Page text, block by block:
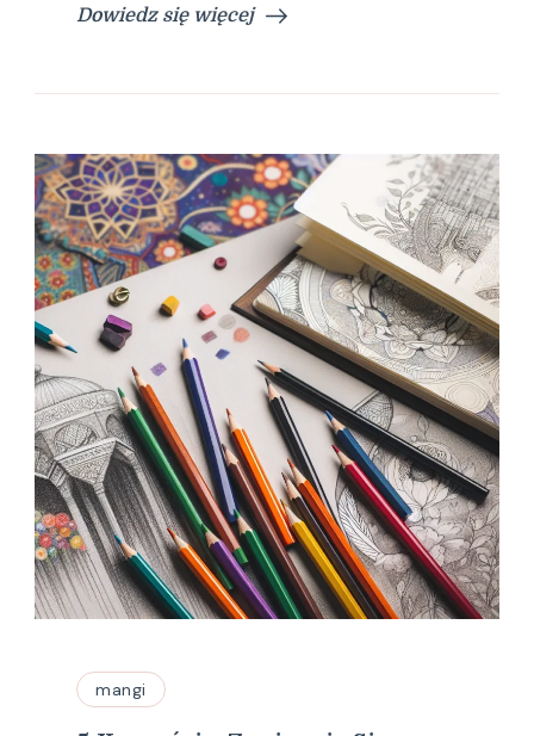
Dowiedz się więcej
mangi